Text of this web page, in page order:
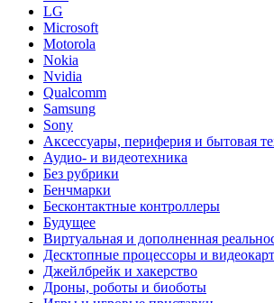
LG
Microsoft
Motorola
Nokia
Nvidia
Qualcomm
Samsung
Sony
Аксессуары, периферия и бытовая
Аудио- и видеотехника
Без рубрики
Бенчмарки
Бесконтактные контроллеры
Будущее
Виртуальная и дополненная
Десктопные процессоры и
Джейлбрейк и хакерство
Дроны, роботы и биоботы